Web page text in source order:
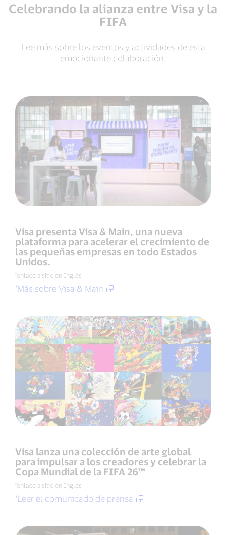
Celebrando la alianza entre Visa y la
FIFA
Lee más sobre los eventos y actividades de esta
emocionante colaboración.
Visa presenta Visa & Main, una nueva
plataforma para acelerar el crecimiento de
las pequeñas empresas en todo Estados
Unidos.
*enlace a sitio en Inglés
*Más sobre Visa & Main
Visa lanza una colección de arte global
para impulsar a los creadores y celebrar la
Copa Mundial de la FIFA 26™
*enlace a sitio en Inglés
*Leer el comunicado de prensa